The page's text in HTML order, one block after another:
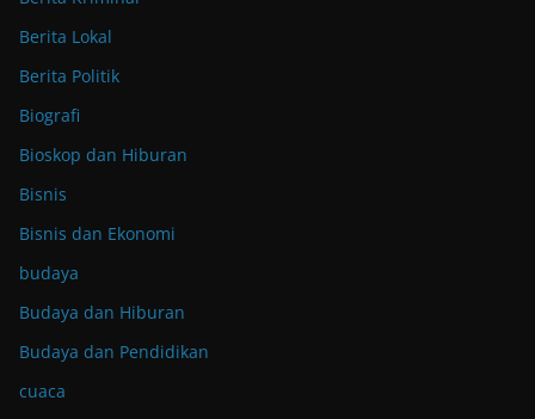
Berita Lokal
Berita Politik
Biografi
Bioskop dan Hiburan
Bisnis
Bisnis dan Ekonomi
budaya
Budaya dan Hiburan
Budaya dan Pendidikan
cuaca